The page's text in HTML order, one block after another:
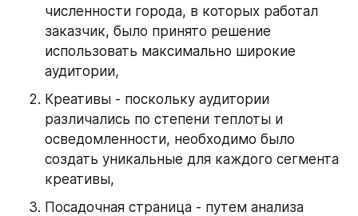
численности города, в которых работал
заказчик, было принято решение
использовать максимально широкие
аудитории,
Креативы - поскольку аудитории
различались по степени теплоты и
осведомленности, необходимо было
создать уникальные для каждого сегмента
креативы,
Посадочная страница - путем анализа